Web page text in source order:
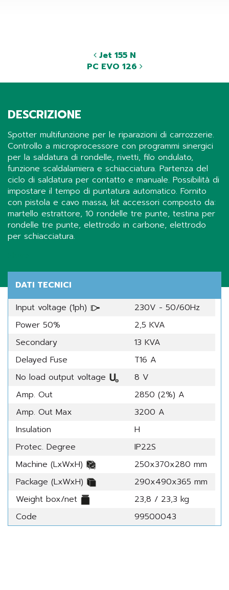
Jet 155 N
PC EVO 126
DESCRIZIONE
Spotter multifunzione per le riparazioni di carrozzerie.
Controllo a microprocessore con programmi sinergici
per la saldatura di rondelle, rivetti, filo ondulato,
funzione scaldalamiera e schiacciatura. Partenza del
ciclo di saldatura per contatto e manuale. Possibilità di
impostare il tempo di puntatura automatico. Fornito
con pistola e cavo massa, kit accessori composto da:
martello estrattore, 10 rondelle tre punte, testina per
rondelle tre punte, elettrodo in carbone, elettrodo
per schiacciatura.
DATI TECNICI
Input voltage (1ph)
230V - 50/60Hz
Power 50%
2,5 KVA
Secondary
13 KVA
Delayed Fuse
T16 A
No load output voltage
8 V
Amp. Out
2850 (2%) A
Amp. Out Max
3200 A
Insulation
H
Protec. Degree
IP22S
Machine (LxWxH)
250x370x280 mm
Package (LxWxH)
290x490x365 mm
Weight box/net
23,8 / 23,3 kg
Code
99500043